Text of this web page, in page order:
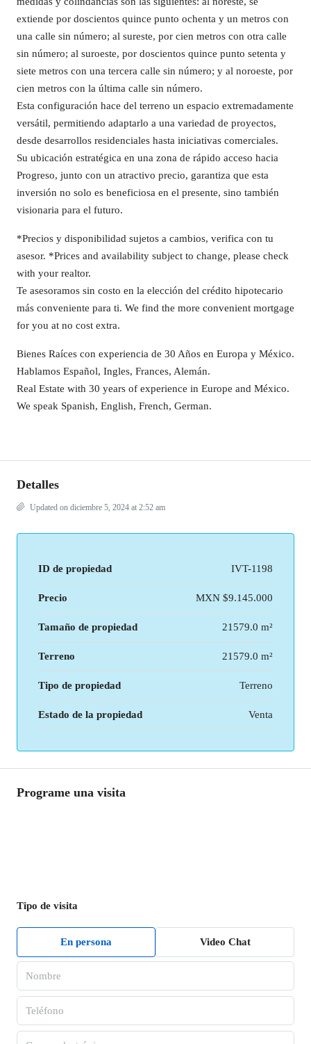
extiende por doscientos quince punto ochenta y un metros con
una calle sin número; al sureste, por cien metros con otra calle
sin número; al suroeste, por doscientos quince punto setenta y
siete metros con una tercera calle sin número; y al noroeste, por
cien metros con la última calle sin número.
Esta configuración hace del terreno un espacio extremadamente
versátil, permitiendo adaptarlo a una variedad de proyectos,
desde desarrollos residenciales hasta iniciativas comerciales.
Su ubicación estratégica en una zona de rápido acceso hacia
Progreso, junto con un atractivo precio, garantiza que esta
inversión no solo es beneficiosa en el presente, sino también
visionaria para el futuro.
*Precios y disponibilidad sujetos a cambios, verifica con tu
asesor. *Prices and availability subject to change, please check
with your realtor.
Te asesoramos sin costo en la elección del crédito hipotecario
más conveniente para ti. We find the more convenient mortgage
for you at no cost extra.
Bienes Raíces con experiencia de 30 Años en Europa y México.
Hablamos Español, Ingles, Frances, Alemán.
Real Estate with 30 years of experience in Europe and México.
We speak Spanish, English, French, German.
Detalles
Updated on diciembre 5, 2024 at 2:52 am
ID de propiedad IVT-1198
Precio MXN $9.145.000
Tamaño de propiedad 21579.0 m²
Terreno 21579.0 m²
Tipo de propiedad Terreno
Estado de la propiedad Venta
Programe una visita
Tipo de visita
En persona Video Chat